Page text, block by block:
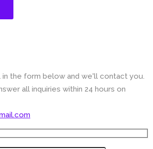
in the form below and we'll contact you.
all inquiries within 24 hours on